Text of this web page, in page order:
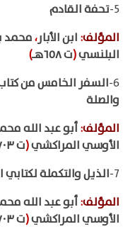
5- تحفة القادم
المؤلف: ابن الأبار،محمد
البلنسي(ت ٦٥٨هـ
)
6- السفر الخامس من
والصلة
المؤلف:أبو عبد الله
الأوسي المراكشي(ت ٧٠٣هـ
7- الذيل والتكملة
المؤلف:أبو عبد الله
الأوسي المراكشي(ت ٧٠٣ هـ